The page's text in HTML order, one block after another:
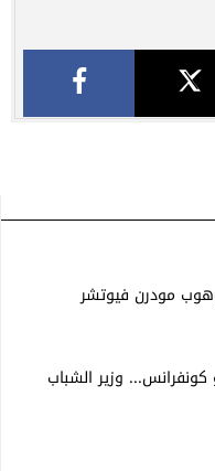
مودرن فيوتشر
كونفرانس... وزير الشباب